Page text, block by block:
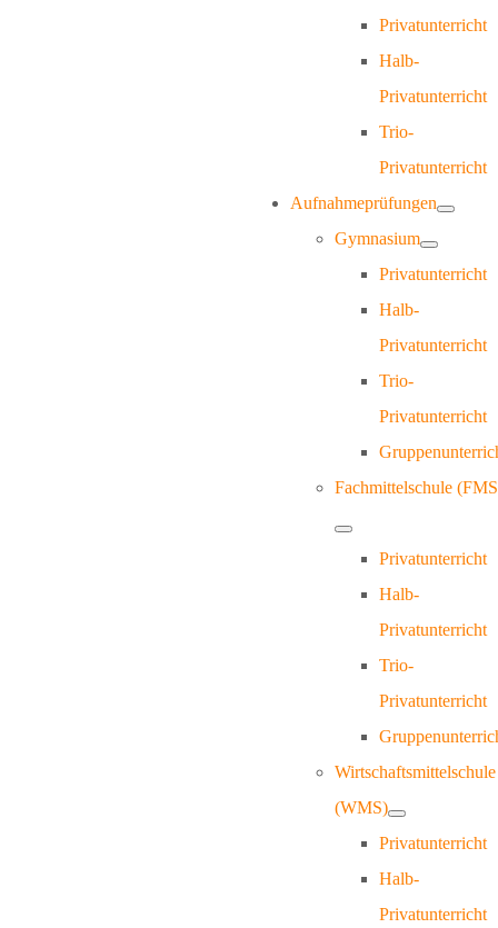
Privatunterricht
Halb-
Privatunterricht
Trio-
Privatunterricht
Aufnahmeprüfungen
Gymnasium
Privatunterricht
Halb-
Privatunterricht
Trio-
Privatunterricht
Fachmittelschule
Privatunterricht
Halb-
Privatunterricht
Trio-
Privatunterricht
Wirtschaftsmittelschule
(WMS)
Privatunterricht
Halb-
Privatunterricht